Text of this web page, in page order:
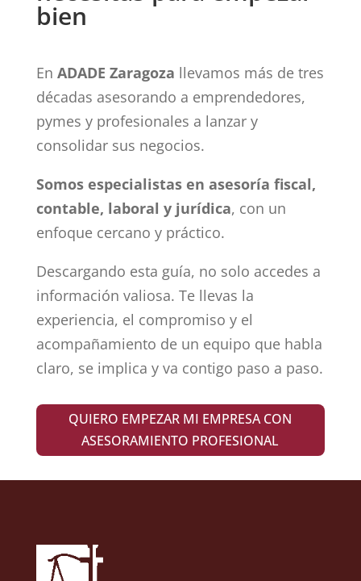
bien
En ADADE Zaragoza llevamos más de tres
décadas asesorando a emprendedores,
pymes y profesionales a lanzar y
consolidar sus negocios.
Somos especialistas en asesoría fiscal,
contable, laboral y jurídica, con un
enfoque cercano y práctico.
Descargando esta guía, no solo accedes a
información valiosa. Te llevas la
experiencia, el compromiso y el
acompañamiento de un equipo que habla
claro, se implica y va contigo paso a paso.
QUIERO EMPEZAR MI EMPRESA CON
ASESORAMIENTO PROFESIONAL